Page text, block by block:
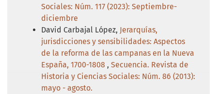
Sociales: Núm. 117 (2023): Septiembre-
diciembre
David Carbajal López, Jerarquías,
jurisdicciones y sensibilidades: Aspectos
de la reforma de las campanas en la Nueva
España, 1700-1808 , Secuencia. Revista de
Historia y Ciencias Sociales: Núm. 86 (2013):
mayo - agosto.